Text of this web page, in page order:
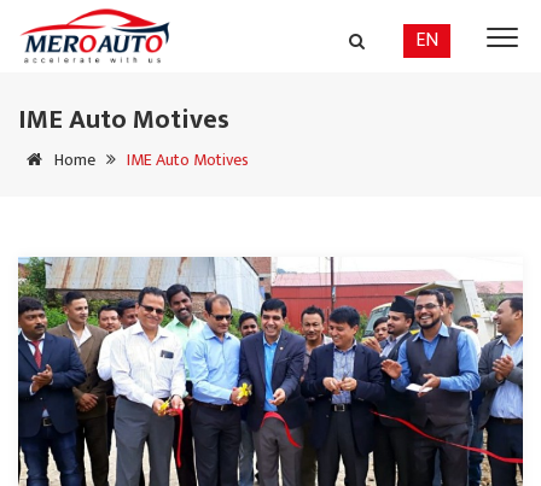
EN
IME Auto Motives
Home IME Auto Motives